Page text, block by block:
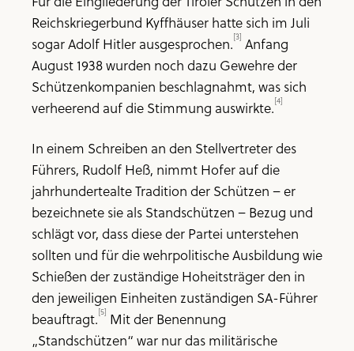
Reichskriegerbund Kyffhäuser hatte sich im Juli
sogar Adolf Hitler ausgesprochen.[3] Anfang
August 1938 wurden noch dazu Gewehre der
Schützenkompanien beschlagnahmt, was sich
verheerend auf die Stimmung auswirkte.[4]
In einem Schreiben an den Stellvertreter des
Führers, Rudolf Heß, nimmt Hofer auf die
jahrhundertealte Tradition der Schützen – er
bezeichnete sie als Standschützen – Bezug und
schlägt vor, dass diese der Partei unterstehen
sollten und für die wehrpolitische Ausbildung wie
Schießen der zuständige Hoheitsträger den in
den jeweiligen Einheiten zuständigen SA-Führer
beauftragt.[5] Mit der Benennung
„Standschützen“ war nur das militärische